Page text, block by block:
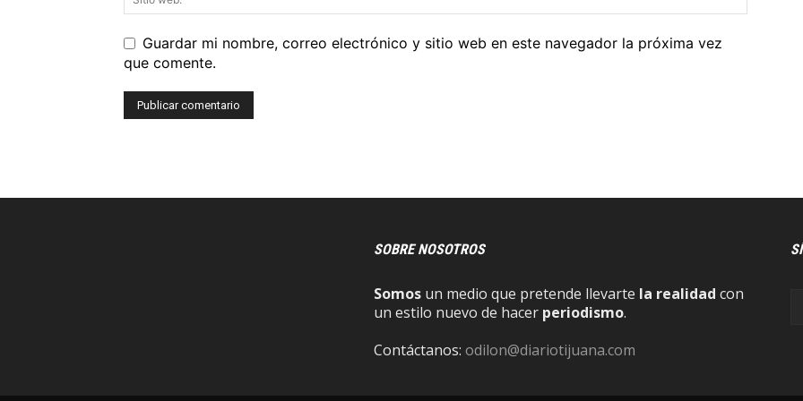
Guardar mi nombre, correo electrónico y sitio web en este navegador la próxima vez
que comente.
SOBRE NOSOTROS
Somos un medio que pretende llevarte la realidad con
un estilo nuevo de hacer periodismo.
Contáctanos: odilon@diariotijuana.com